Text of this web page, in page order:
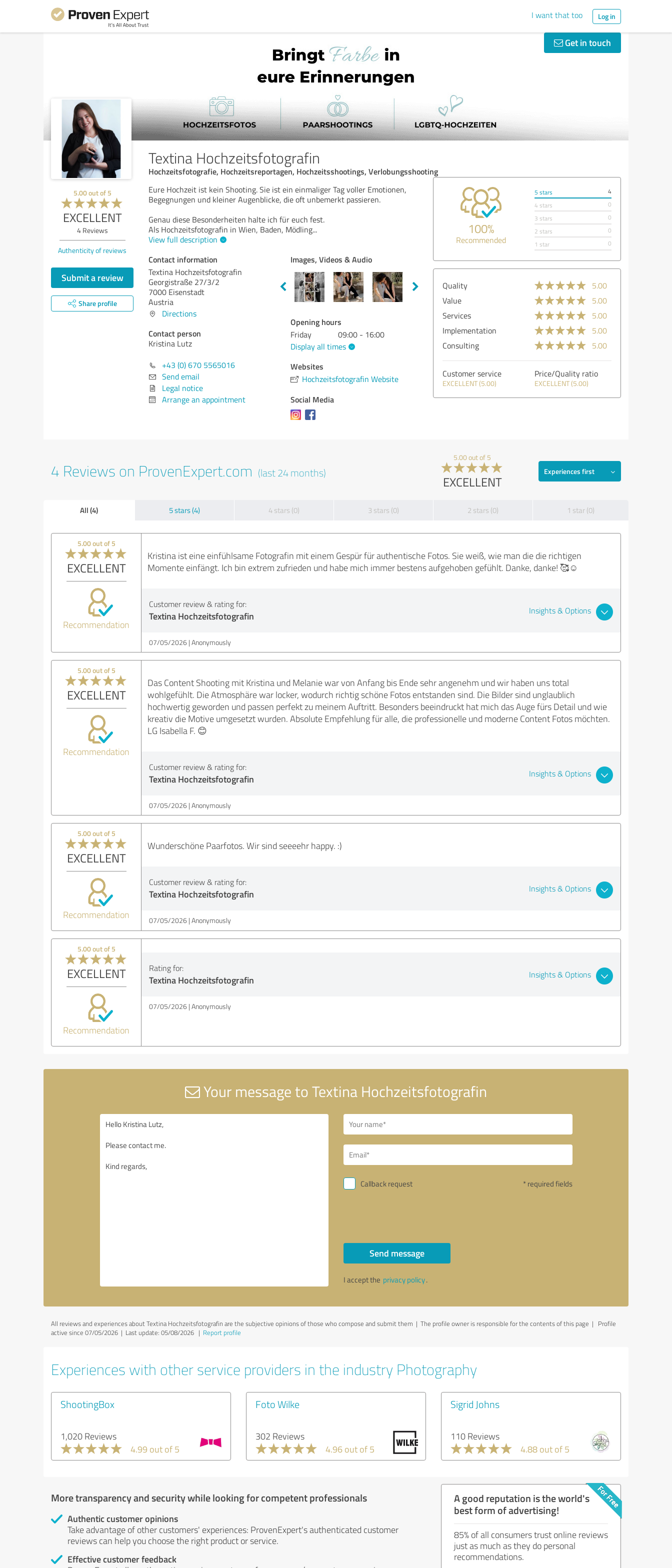
I want that too Log in
Get in touch
Textina Hochzeitsfotografin
Hochzeitsfotografie, Hochzeitsreportagen, Hochzeitsshootings, Verlobungsshooting
5.00out of 5
EXCELLENT
4Reviews
Authenticity of reviews
Submit a review
Share profile
Eure Hochzeit ist kein Shooting. Sie ist ein einmaliger Tag voller Emotionen,
Begegnungen und kleiner Augenblicke, die oft unbemerkt passieren.
Genau diese Besonderheiten halte ich für euch fest.
Als Hochzeitsfotografin in Wien, Baden, Mödling...
View full description
Contact information
Textina Hochzeitsfotografin
Georgistraße 27/3/2
7000 Eisenstadt
Austria
Directions
Contact person
Kristina Lutz
+43 (0) 670 5565016
Send email
Legal notice
Arrange an appointment
Images, Videos & Audio
Opening hours
Friday
09:00 - 16:00
Display all times
Websites
Hochzeitsfotografin Website
Social Media
100%
Recommended
5 stars
4
4 stars
0
3 stars
0
2 stars
0
1 star
0
Quality
5.00
Value
5.00
Services
5.00
Implementation
5.00
Consulting
5.00
Customer service
EXCELLENT (5.00)
Price/Quality ratio
EXCELLENT (5.00)
4 Reviews on ProvenExpert.com (last 24 months)
5.00 out of 5
EXCELLENT
Experiences first
All (4) 5 stars (4) 4 stars (0) 3 stars (0) 2 stars (0) 1 star (0)
5.00 out of 5
EXCELLENT
Recommendation
Kristina ist eine einfühlsame Fotografin mit einem Gespür für authentische Fotos. Sie weiß, wie man die die richtigen
Momente einfängt. Ich bin extrem zufrieden und habe mich immer bestens aufgehoben gefühlt. Danke, danke! 🥰☺️
Customer review & rating for:
Textina Hochzeitsfotografin Insights & Options
07/05/2026 Anonymously
5.00 out of 5
EXCELLENT
Recommendation
Das Content Shooting mit Kristina und Melanie war von Anfang bis Ende sehr angenehm und wir haben uns total
wohlgefühlt. Die Atmosphäre war locker, wodurch richtig schöne Fotos entstanden sind. Die Bilder sind unglaublich
hochwertig geworden und passen perfekt zu meinem Auftritt. Besonders beeindruckt hat mich das Auge fürs Detail und wie
kreativ die Motive umgesetzt wurden. Absolute Empfehlung für alle, die professionelle und moderne Content Fotos möchten.
LG Isabella F. 😊
Customer review & rating for:
Textina Hochzeitsfotografin Insights & Options
07/05/2026 Anonymously
5.00 out of 5
EXCELLENT
Recommendation
Wunderschöne Paarfotos. Wir sind seeeehr happy. :)
Customer review & rating for:
Textina Hochzeitsfotografin Insights & Options
07/05/2026 Anonymously
5.00 out of 5
EXCELLENT
Recommendation
Rating for:
Textina Hochzeitsfotografin Insights & Options
07/05/2026 Anonymously
Your message to Textina Hochzeitsfotografin
Callback request * required fields
Send message
I accept the privacy policy.
All reviews and experiences about Textina Hochzeitsfotografin are the subjective opinions of those who compose and submit them | The profile owner is responsible for the contents of this page | Profile
active since 07/05/2026 | Last update: 05/08/2026 | Report profile
Experiences with other service providers in the industry Photography
ShootingBox
1,020 Reviews
4.99 out of 5
Foto Wilke
302 Reviews
4.96 out of 5
Sigrid Johns
110 Reviews
4.88 out of 5
More transparency and security while looking for competent professionals
Authentic customer opinions
Take advantage of other customers' experiences: ProvenExpert's authenticated customer
reviews can help you choose the right product or service.
Effective customer feedback
A good reputation is the world's
best form of advertising!
85% of all consumers trust online reviews
just as much as they do personal
recommendations.